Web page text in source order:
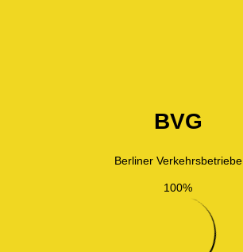
BVG
Berliner Verkehrsbetriebe
100%